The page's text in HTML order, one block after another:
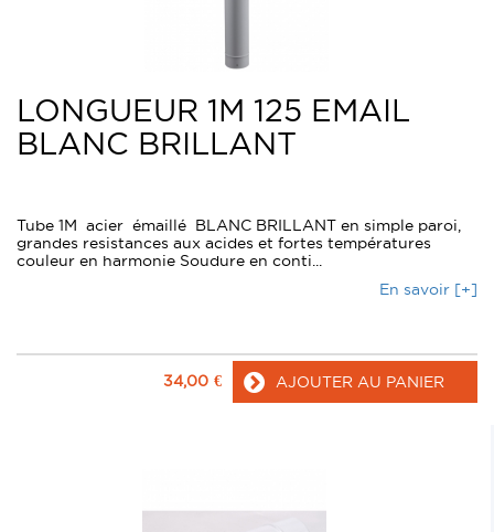
LONGUEUR 1M 125 EMAIL
BLANC BRILLANT
Tube 1M acier émaillé BLANC BRILLANT en simple paroi,
grandes resistances aux acides et fortes températures
couleur en harmonie Soudure en conti...
En savoir [+]
34,00 € AJOUTER AU PANIER